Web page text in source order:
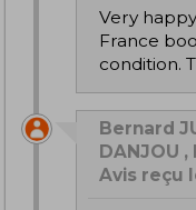
Very happy to receive this hard to find in
France
condition.
Bernard
DANJOU ,
Avis reçu